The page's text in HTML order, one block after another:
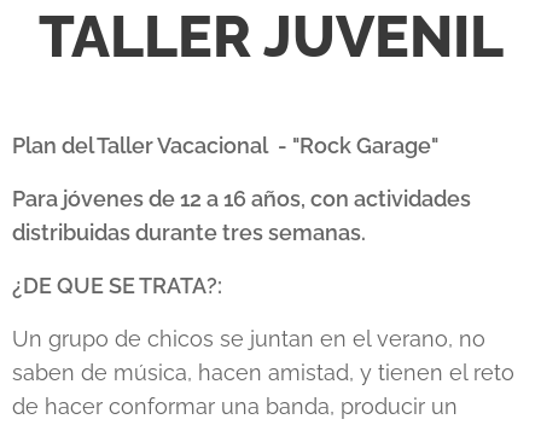
TALLER JUVENIL
Plan del Taller Vacacional - "Rock Garage"
Para jóvenes de 12 a 16 años, con actividades
distribuidas durante tres semanas.
¿DE QUE SE TRATA?:
Un grupo de chicos se juntan en el verano, no
saben de música, hacen amistad, y tienen el reto
de hacer conformar una banda, producir un